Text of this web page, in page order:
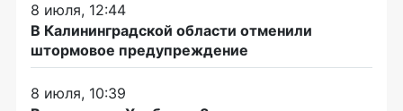
8 июля, 12:44
В Калининградской области отменили
штормовое предупреждение
8 июля, 10:39